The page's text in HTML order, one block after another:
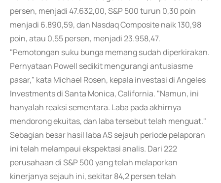
persen, menjadi 47.632,00, S&P 500 turun 0,30 poin
menjadi 6.890,59, dan Nasdaq Composite naik 130,98
poin, atau 0,55 persen, menjadi 23.958,47.
"Pemotongan suku bunga memang sudah diperkirakan.
Pernyataan Powell sedikit mengurangi antusiasme
pasar," kata Michael Rosen, kepala investasi di Angeles
Investments di Santa Monica, California. "Namun, ini
hanyalah reaksi sementara. Laba pada akhirnya
mendorong ekuitas, dan laba tersebut telah menguat."
Sebagian besar hasil laba AS sejauh periode pelaporan
ini telah melampaui ekspektasi analis. Dari 222
perusahaan di S&P 500 yang telah melaporkan
kinerjanya sejauh ini, sekitar 84,2 persen telah